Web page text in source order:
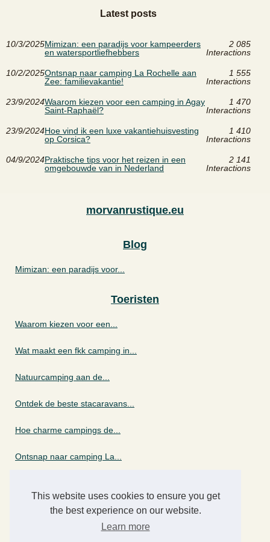
This website uses cookies to ensure you get
the best experience on our website.
Learn more
Latest posts
10/3/2025Mimizan: een paradijs voor kampeerders
en watersportliefhebbers
2 085
Interactions
10/2/2025Ontsnap naar camping La Rochelle aan
Zee: familievakantie!
1 555
Interactions
23/9/2024Waarom kiezen voor een camping in Agay
Saint-Raphaël?
1 470
Interactions
23/9/2024Hoe vind ik een luxe vakantiehuisvesting
op Corsica?
1 410
Interactions
04/9/2024Praktische tips voor het reizen in een
omgebouwde van in Nederland
2 141
Interactions
morvanrustique.eu
Blog
Mimizan: een paradijs voor...
Toeristen
Waarom kiezen voor een...
Wat maakt een fkk camping in...
Natuurcamping aan de...
Ontdek de beste stacaravans...
Hoe charme campings de...
Ontsnap naar camping La...
Hoe vind ik een luxe...